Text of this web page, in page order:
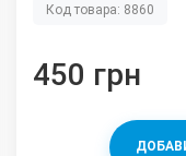
Код товара: 8860
450 грн